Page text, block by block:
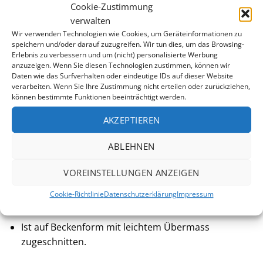
Cookie-Zustimmung
verwalten
Wir verwenden Technologien wie Cookies, um Geräteinformationen zu
speichern und/oder darauf zuzugreifen. Wir tun dies, um das Browsing-
Erlebnis zu verbessern und um (nicht) personalisierte Werbung
anzuzeigen. Wenn Sie diesen Technologien zustimmen, können wir
Daten wie das Surfverhalten oder eindeutige IDs auf dieser Website
verarbeiten. Wenn Sie Ihre Zustimmung nicht erteilen oder zurückziehen,
können bestimmte Funktionen beeinträchtigt werden.
AKZEPTIEREN
ABLEHNEN
VOREINSTELLUNGEN ANZEIGEN
Cookie-RichtlinieDatenschutzerklärungImpressum
ZUSÄTZLICHE INFORMATION
Das Unterlegvlies schützt Ihre Schwimmbadfolie vor
Beschädigung und sollte bei jedem Aufstellbecken zum
Einsatz kommen. Es wird direkt unter der
Austauschfolie verlegt.
Polypropylengewebe 300 g/m², 2,2 mm stark
Schützt die Folie vor mechanischen Beschädigungen
und Untergrund
Wird bis zu einer Beckenbreite von 4 Metern in
Ist auf Beckenform mit leichtem Übermass
zugeschnitten.